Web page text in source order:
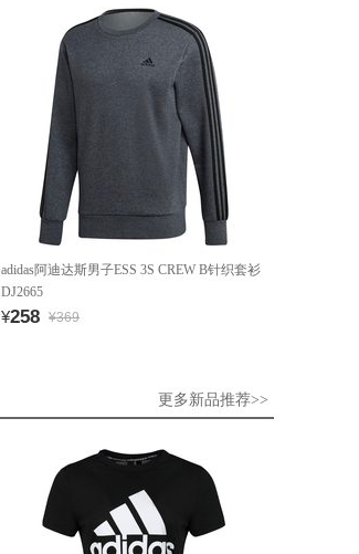
adidas阿迪达斯男子ESS 3S CREW B针织套衫
DJ2665
¥258 ¥369
更多新品推荐>>